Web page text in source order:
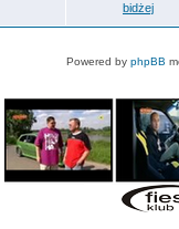
bidżej
Powered by phpBB